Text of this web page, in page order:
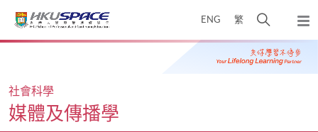
ENG 繁
开
搜
寻
弹
出
主
Main
社會科學
媒體及傳播學